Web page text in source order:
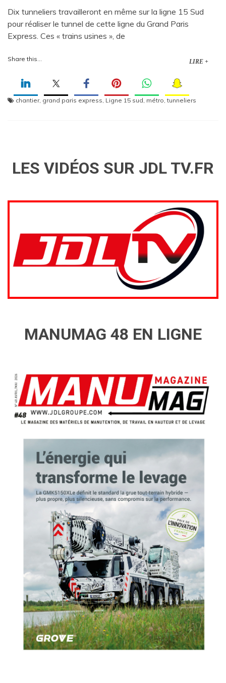
Dix tunneliers travailleront en même sur la ligne 15 Sud
pour réaliser le tunnel de cette ligne du Grand Paris
Express. Ces « trains usines », de
Share this... LIRE +
chantier, grand paris express, Ligne 15 sud, métro,tunneliers
LES VIDÉOS SUR JDL TV.FR
MANUMAG 48 EN LIGNE